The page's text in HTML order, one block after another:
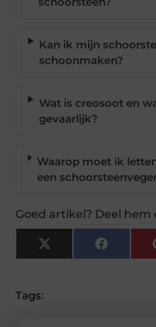
Kan ik mijn
schoonmaken?
Wat is creosoot en
gevaarlijk?
Waarop moet ik
een
Goed artikel? Deel hem
X
(Twitter)
Tags: